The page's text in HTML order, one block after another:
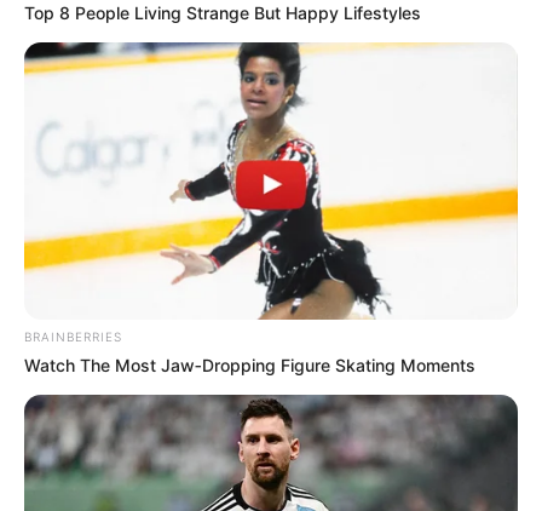
Top 8 People Living Strange But Happy Lifestyles
BRAINBERRIES
Watch The Most Jaw‑Dropping Figure Skating Moments